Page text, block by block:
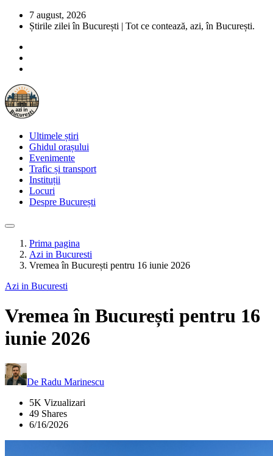
7 august, 2026
Știrile zilei în București | Tot ce contează, azi, în București.
Ultimele știri
Ghidul orașului
Evenimente
Trafic și transport
Instituții
Locuri
Despre București
Prima pagina
Azi in Bucuresti
Vremea în București pentru 16 iunie 2026
Azi in Bucuresti
Vremea în București pentru 16
iunie 2026
De Radu Marinescu
5K Vizualizari
49 Shares
6/16/2026